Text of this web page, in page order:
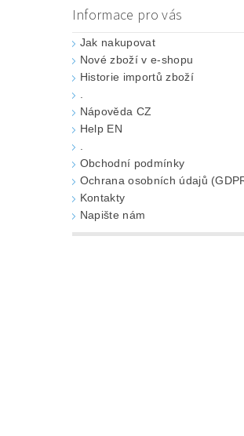
Informace pro vás
Jak nakupovat
Nové zboží v e-shopu
Historie importů zboží
Nápověda CZ
Help EN
Obchodní podmínky
Ochrana osobních údajů
Kontakty
Napište nám